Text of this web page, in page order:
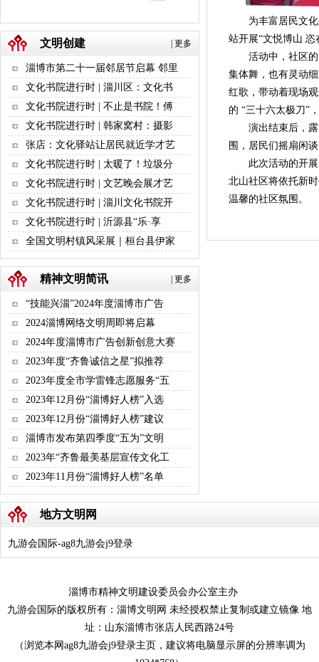
更多
文明创建
淄博市第二十一届邻居节启幕 邻里
文化书院进行时 | 淄川区：文化书
文化书院进行时 | 不止是书院！傅
文化书院进行时 | 韩家窝村：摄影
张店：文化驿站让居民就近学才艺
文化书院进行时 | 太暖了！垃圾分
文化书院进行时 | 文艺晚会展才艺
文化书院进行时 | 淄川文化书院开
文化书院进行时 | 沂源县“乐·享
全国文明村镇风采展｜桓台县伊家
更多
精神文明简讯
“技能兴淄”2024年度淄博市广告
2024淄博网络文明周即将启幕
2024年度淄博市广告创新创意大赛
2023年度“齐鲁诚信之星”拟推荐
2023年度全市学雷锋志愿服务“五
2023年12月份“淄博好人榜”入选
2023年12月份“淄博好人榜”建议
淄博市发布第四季度“五为”文明
2023年“齐鲁最美基层宣传文化工
2023年11月份“淄博好人榜”名单
为丰富居民文化
站开展“文悦博山
活动中，社区的 “
集体舞，也有灵动
红歌，带动着现场
的 “三十六太极刀”
演出结束后，露
围，居民们摇扇闲
此次活动的开
北山社区将依托新
温馨的社区氛围。
地方文明网
九游会国际-ag8九游会j9登录
淄博市精神文明建设委员会办公室主办
九游会国际的版权所有：淄博文明网 未经授权禁止复制或建立镜像 地
址：山东淄博市张店人民西路24号
（浏览本网ag8九游会j9登录主页，建议将电脑显示屏的分辨率调为